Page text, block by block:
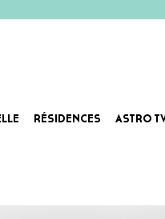
RÉSIDENCES ASTRO